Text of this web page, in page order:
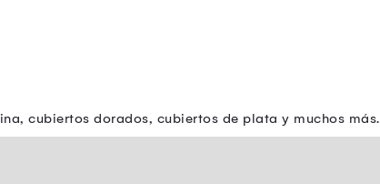
cubiertos dorados, cubiertos de plata y muchos más.